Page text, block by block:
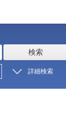
検索
詳細検索